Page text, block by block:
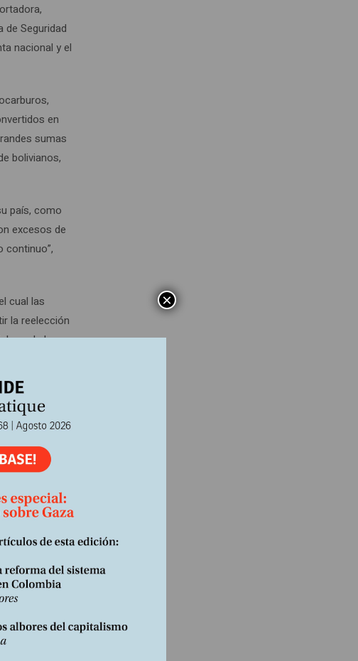
Seguridad
nacional y el
en
sumas
bolivianos,
país, como
excesos de
continuo”,
cual las
la reelección
de los
a la crisis
al
regresa y
2025. Son
estaba
le han
demanda
bruto
superadas
antes–, no
×